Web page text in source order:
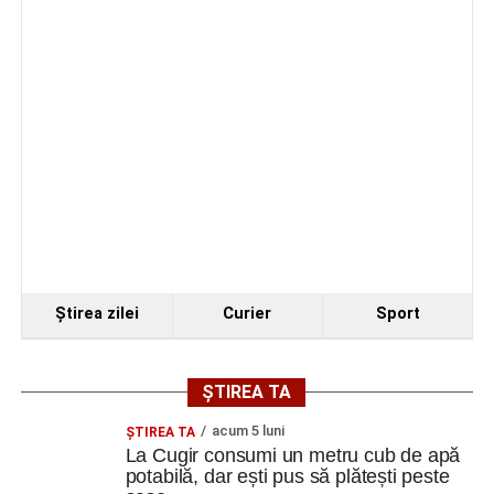
Ultimele știri din Cugir
Femeie de 36 de ani din Cugir înșelată de falși
fost recuperați de polițiști
Schimbare de directori la Liceul Tehnologic „Ion D.
Ştirea zilei Curier Sport
ȘTIREA TA
ȘTIREA TA acum 5 luni
La Cugir consumi un metru cub de apă
potabilă, dar ești pus să plătești peste